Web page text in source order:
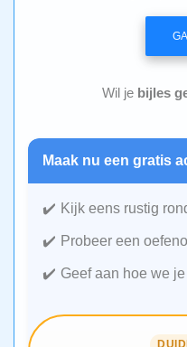
Wil je bijles
Maak nu een gratis
Kijk eens rustig
Probeer een
Geef aan hoe we